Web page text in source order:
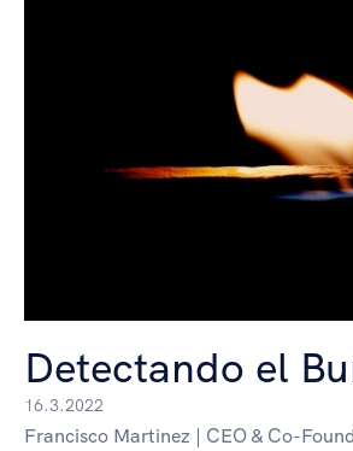
Detectando el
16.3.2022
Francisco Martinez | CEO & Co-